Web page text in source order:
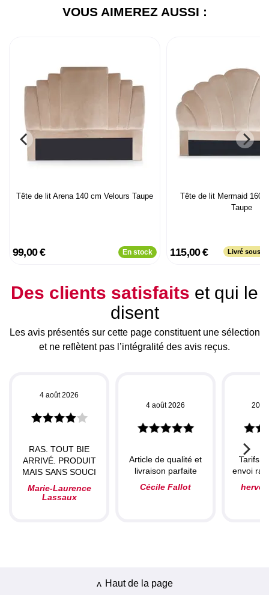
VOUS AIMEREZ AUSSI :
Tête de lit Arena 140 cm Velours Taupe
99,00 € En stock
Tête de lit Mermaid 160
Taupe
115,00 € Livré sous
Des clients satisfaits et qui le
disent
Les avis présentés sur cette page constituent une sélection
et ne reflètent pas l’intégralité des avis reçus.
4 août 2026
RAS. TOUT BIE
ARRIVÉ. PRODUIT
MAIS SANS SOUCI
Marie-Laurence
Lassaux
4 août 2026
Article de qualité et
livraison parfaite
Cécile Fallot
20
Tarifs
envoi
herve
Haut de la page